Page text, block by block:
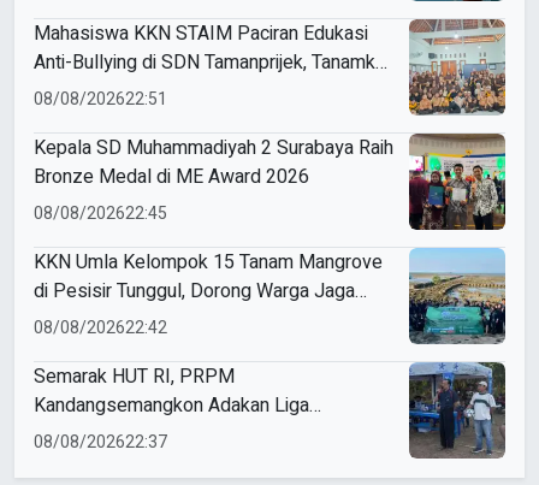
Mahasiswa KKN STAIM Paciran Edukasi
Anti-Bullying di SDN Tamanprijek, Tanamkan
Empati Sejak Dini
08/08/202622:51
Kepala SD Muhammadiyah 2 Surabaya Raih
Bronze Medal di ME Award 2026
08/08/202622:45
KKN Umla Kelompok 15 Tanam Mangrove
di Pesisir Tunggul, Dorong Warga Jaga
Lingkungan
08/08/202622:42
Semarak HUT RI, PRPM
Kandangsemangkon Adakan Liga
Kemerdekaan 2026
08/08/202622:37